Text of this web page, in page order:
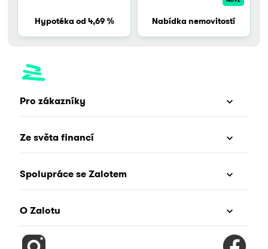
Hypotéka od 4,69 % Nabídka nemovitostí
Pro zákazníky
Ze světa financí
Spolupráce se Zalotem
O Zalotu